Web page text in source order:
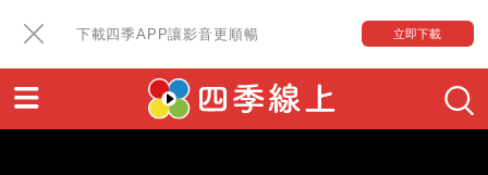
下載四季APP讓影音更順暢 立即下載